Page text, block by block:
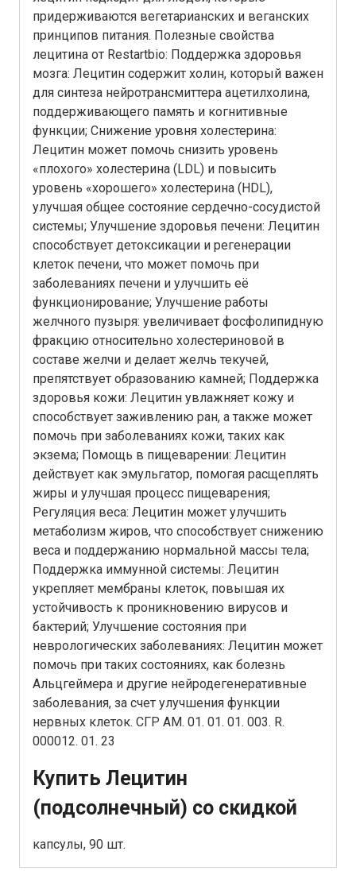
придерживаются вегетарианских и веганских
принципов питания. Полезные свойства
лецитина от Restartbio: Поддержка здоровья
мозга: Лецитин содержит холин, который важен
для синтеза нейротрансмиттера ацетилхолина,
поддерживающего память и когнитивные
функции; Снижение уровня холестерина:
Лецитин может помочь снизить уровень
«плохого» холестерина (LDL) и повысить
уровень «хорошего» холестерина (HDL),
улучшая общее состояние сердечно-сосудистой
системы; Улучшение здоровья печени: Лецитин
способствует детоксикации и регенерации
клеток печени, что может помочь при
заболеваниях печени и улучшить её
функционирование; Улучшение работы
желчного пузыря: увеличивает фосфолипидную
фракцию относительно холестериновой в
составе желчи и делает желчь текучей,
препятствует образованию камней; Поддержка
здоровья кожи: Лецитин увлажняет кожу и
способствует заживлению ран, а также может
помочь при заболеваниях кожи, таких как
экзема; Помощь в пищеварении: Лецитин
действует как эмульгатор, помогая расщеплять
жиры и улучшая процесс пищеварения;
Регуляция веса: Лецитин может улучшить
метаболизм жиров, что способствует снижению
веса и поддержанию нормальной массы тела;
Поддержка иммунной системы: Лецитин
укрепляет мембраны клеток, повышая их
устойчивость к проникновению вирусов и
бактерий; Улучшение состояния при
неврологических заболеваниях: Лецитин может
помочь при таких состояниях, как болезнь
Альцгеймера и другие нейродегенеративные
заболевания, за счет улучшения функции
нервных клеток. СГР AM. 01. 01. 01. 003. R.
000012. 01. 23
Купить Лецитин
(подсолнечный) со скидкой
капсулы, 90 шт.